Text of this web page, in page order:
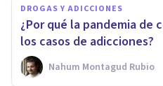
DROGAS Y ADICCIONES
¿Por qué la pandemia de
los casos de adicciones?
Nahum Montagud Rubio